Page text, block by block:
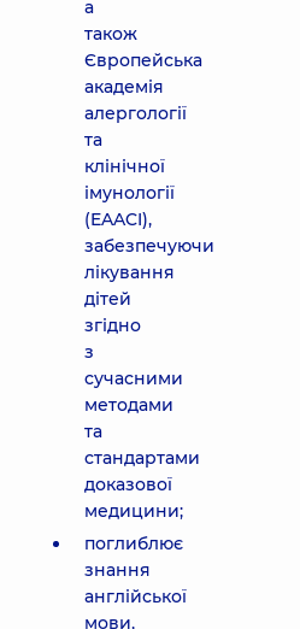
а
також
Європейська
академія
алергології
та
клінічної
імунології
(EAACI),
забезпечуючи
лікування
дітей
згідно
з
сучасними
методами
та
стандартами
доказової
медицини;
поглиблює
знання
англійської
мови,